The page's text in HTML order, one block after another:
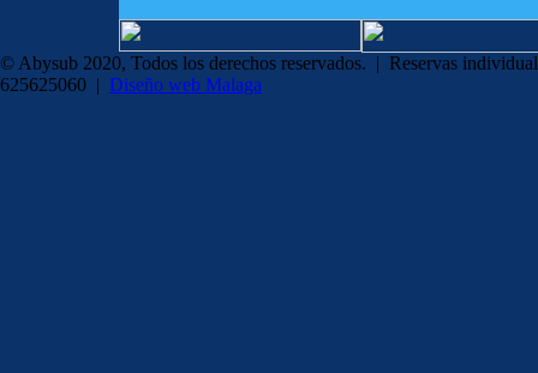
© Abysub 2020, Todos los derechos reservados. | Reservas
625625060 | Diseño web Malaga